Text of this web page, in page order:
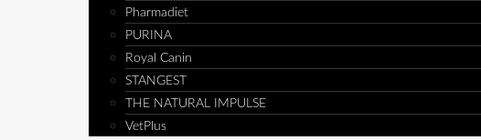
Pharmadiet
PURINA
Royal Canin
STANGEST
THE NATURAL IMPULSE
VetPlus